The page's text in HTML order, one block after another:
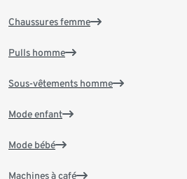
Chaussures femme
Pulls homme
Sous-vêtements homme
Mode enfant
Mode bébé
Machines à café